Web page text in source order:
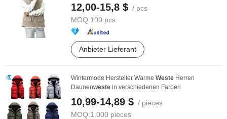
12,00-15,8 $ / pcs
MOQ:100 pcs
Anbieter Lieferant
Wintermode Hersteller Warme Weste Herren
Daunenweste in verschiedenen Farben
10,99-14,89 $ / pieces
MOQ:1.000 pieces